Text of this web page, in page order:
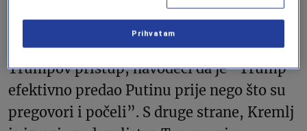
Bivši američki savjetnik za nacionalnu
sigurnost, John Bolton, kritikovao je
Trumpov pristup, navodeći da je “Trump
efektivno predao Putinu prije nego što su
pregovori i počeli”. S druge strane, Kremlj
Prihvatam